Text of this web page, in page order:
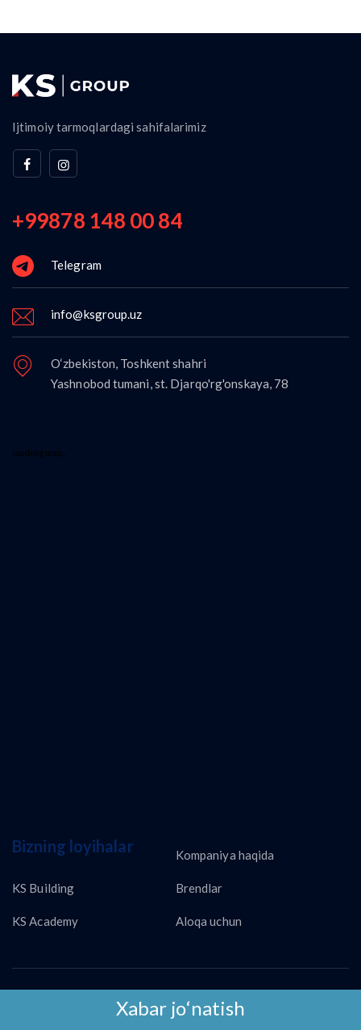
Ijtimoiy tarmoqlardagi sahifalarimiz
+99878 148 00 84
Telegram
info@ksgroup.uz
O‘zbekiston, Toshkent shahri
Yashnobod tumani, st. Djarqo'rg'onskaya, 78
loading map...
Bizning loyihalar
KS Building
KS Academy
Kompaniya haqida
Brendlar
Aloqa uchun
Copyright © KS LUX INTERTRADING 2026
Xabar jo‘natish